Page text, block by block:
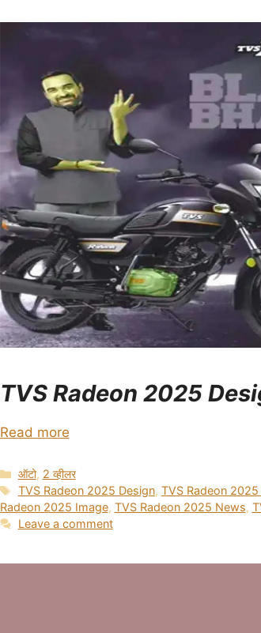
TVS Radeon 2025
Read more
Categories
ऑटो, 2 व्हीलर
Tags
TVS Radeon 2025 Design, TVS Radeon 2025
Radeon 2025 Image, TVS Radeon 2025 News,
Leave a comment